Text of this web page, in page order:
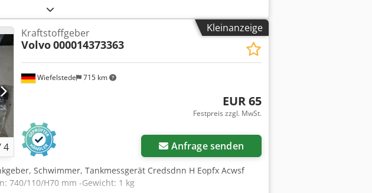
Kleinanzeige
4
Wiefelstede 715 km
Kraftstoffgeber
Volvo000014373363
EUR 65
Festpreis zzgl. MwSt.
Anfrage senden
Schwimmer, Tankmessgerät Credsdnn H Eopfx Acwsf
740/110/H70 mm -Gewicht: 1 kg